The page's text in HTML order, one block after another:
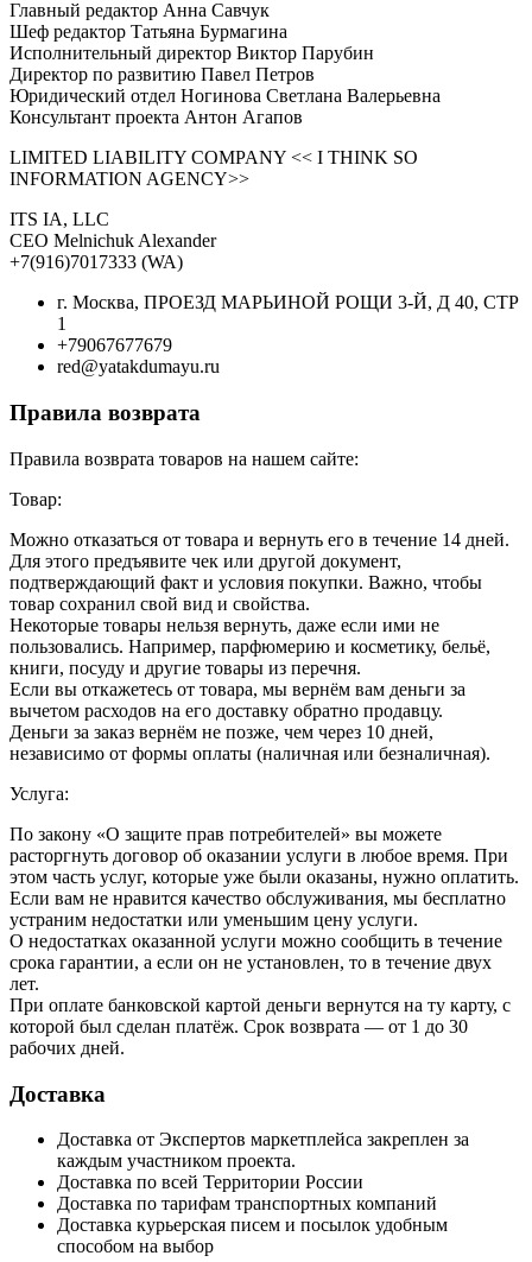
Главный редактор Анна Савчук
Шеф редактор Татьяна Бурмагина
Исполнительный директор Виктор Парубин
Директор по развитию Павел Петров
Юридический отдел Ногинова Светлана Валерьевна
Консультант проекта Антон Агапов
LIMITED LIABILITY COMPANY << I THINK SO
INFORMATION AGENCY>>
ITS IA, LLC
CEO Melnichuk Alexander
+7(916)7017333 (WA)
г. Москва, ПРОЕЗД МАРЬИНОЙ РОЩИ 3-Й, Д 40, СТР
1
+79067677679
red@yatakdumayu.ru
Правила возврата
Правила возврата товаров на нашем сайте:
Товар:
Можно отказаться от товара и вернуть его в течение 14 дней.
Для этого предъявите чек или другой документ,
подтверждающий факт и условия покупки. Важно, чтобы
товар сохранил свой вид и свойства.
Некоторые товары нельзя вернуть, даже если ими не
пользовались. Например, парфюмерию и косметику, бельё,
книги, посуду и другие товары из перечня.
Если вы откажетесь от товара, мы вернём вам деньги за
вычетом расходов на его доставку обратно продавцу.
Деньги за заказ вернём не позже, чем через 10 дней,
независимо от формы оплаты (наличная или безналичная).
Услуга:
По закону «О защите прав потребителей» вы можете
расторгнуть договор об оказании услуги в любое время. При
этом часть услуг, которые уже были оказаны, нужно оплатить.
Если вам не нравится качество обслуживания, мы бесплатно
устраним недостатки или уменьшим цену услуги.
О недостатках оказанной услуги можно сообщить в течение
срока гарантии, а если он не установлен, то в течение двух
лет.
При оплате банковской картой деньги вернутся на ту карту, с
которой был сделан платёж. Срок возврата — от 1 до 30
рабочих дней.
Доставка
Доставка от Экспертов маркетплейса закреплен за
каждым участником проекта.
Доставка по всей Территории России
Доставка по тарифам транспортных компаний
Доставка курьерская писем и посылок удобным
способом на выбор